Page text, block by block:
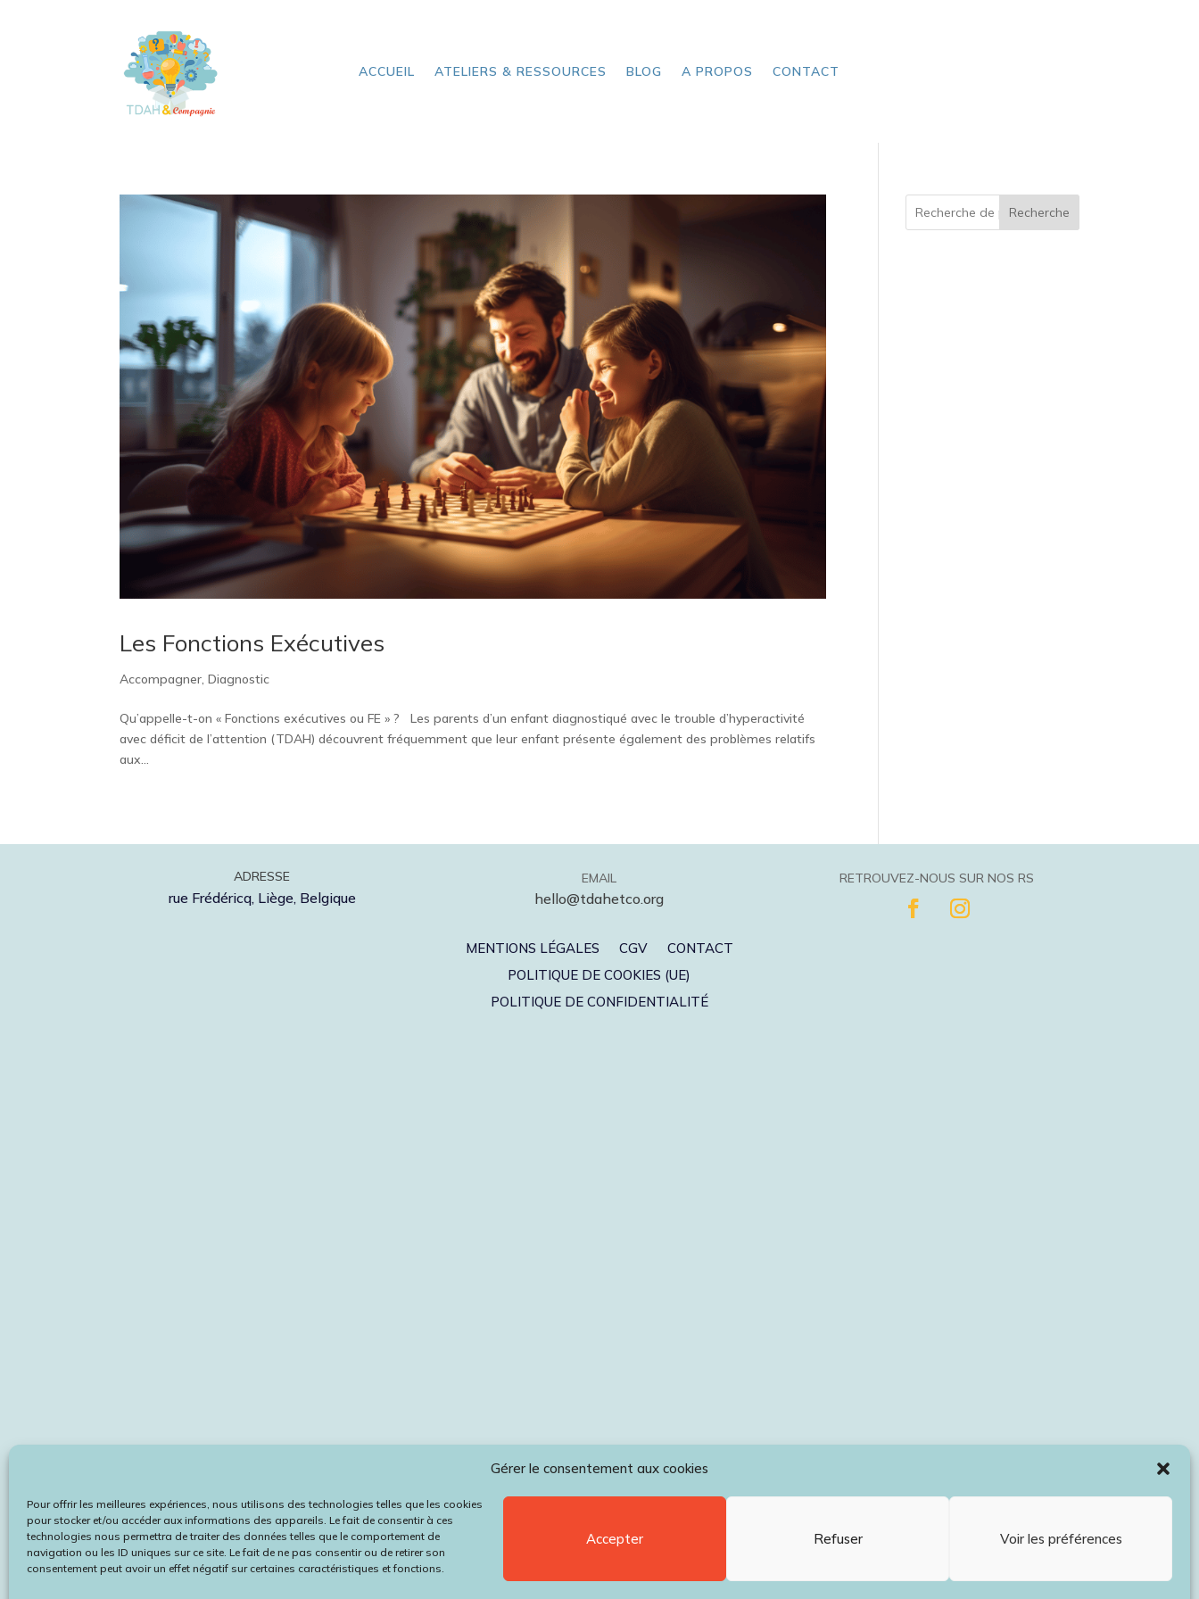
Gérer le consentement aux cookies
Pour offrir les meilleures expériences, nous utilisons des technologies telles que les cookies
pour stocker et/ou accéder aux informations des appareils. Le fait de consentir à ces
technologies nous permettra de traiter des données telles que le comportement de
navigation ou les ID uniques sur ce site. Le fait de ne pas consentir ou de retirer son
consentement peut avoir un effet négatif sur certaines caractéristiques et fonctions.
Accepter Refuser Voir les préférences
ACCUEIL ATELIERS & RESSOURCES BLOG A PROPOS CONTACT
Les Fonctions Exécutives
Accompagner,Diagnostic
Qu’appelle-t-on « Fonctions exécutives ou FE » ? Les parents d’un enfant diagnostiqué avec le trouble d’hyperactivité
avec déficit de l’attention (TDAH) découvrent fréquemment que leur enfant présente également des problèmes relatifs
aux...
Recherche
ADRESSE
rue Frédéricq, Liège, Belgique
EMAIL
hello@tdahetco.org
MENTIONS LÉGALES CGV
CONTACT
POLITIQUE DE COOKIES (UE)
POLITIQUE DE CONFIDENTIALITÉ
RETROUVEZ-NOUS SUR NOS RS